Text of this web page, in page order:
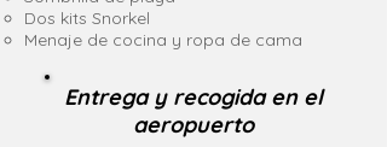
Dos kits Snorkel
Menaje de cocina y ropa de cama
Entrega y recogida en el
aeropuerto